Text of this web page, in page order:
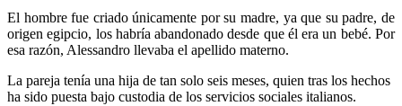
El hombre fue criado únicamente por su madre, ya que su padre, de
origen egipcio, los habría abandonado desde que él era un bebé. Por
esa razón, Alessandro llevaba el apellido materno.
La pareja tenía una hija de tan solo seis meses, quien tras los hechos
ha sido puesta bajo custodia de los servicios sociales italianos.